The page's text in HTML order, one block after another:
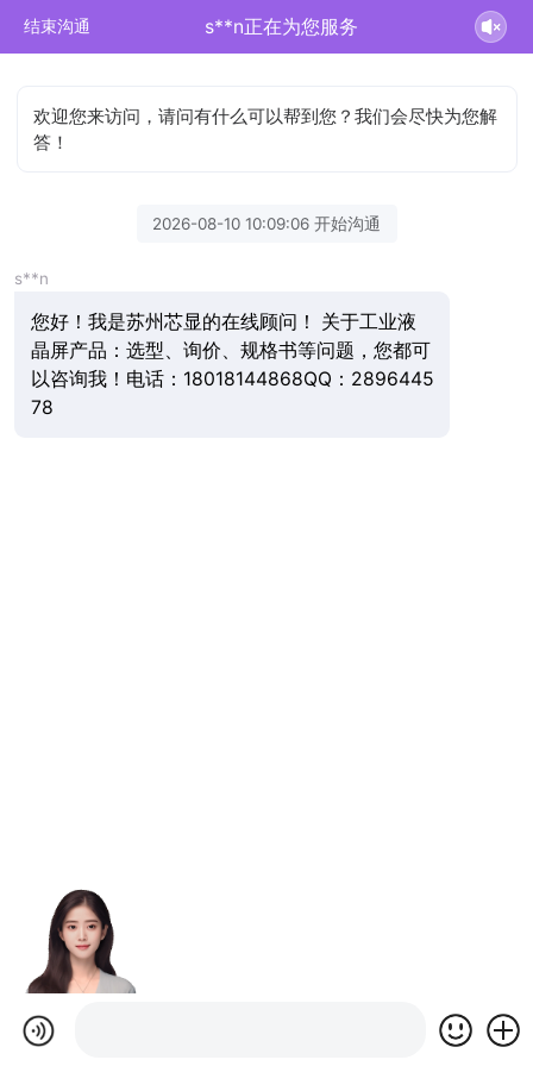
结束沟通 s**n正在为您服务
欢迎您来访问，请问有什么可以帮到您？我们会尽快为您解
答！
2026-08-10 10:09:06 开始沟通
s**n
您好！我是苏州芯显的在线顾问！ 关于工业液
晶屏产品：选型、询价、规格书等问题，您都可
以咨询我！电话：18018144868QQ：2896445
78